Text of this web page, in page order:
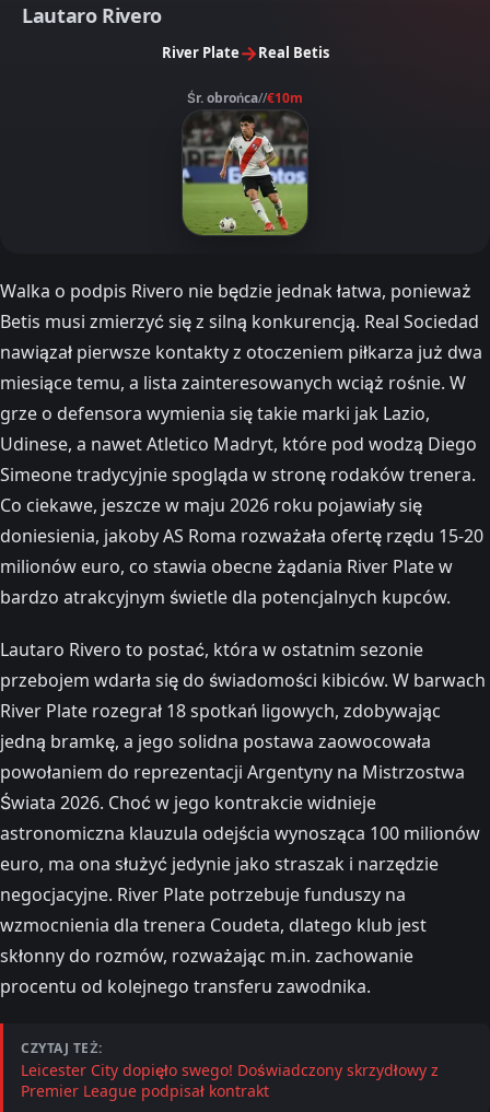
Lautaro Rivero
River Plate→Real Betis
Śr. obrońca//€10m
Walka o podpis Rivero nie będzie jednak łatwa, ponieważ
Betis musi zmierzyć się z silną konkurencją. Real Sociedad
nawiązał pierwsze kontakty z otoczeniem piłkarza już dwa
miesiące temu, a lista zainteresowanych wciąż rośnie. W
grze o defensora wymienia się takie marki jak Lazio,
Udinese, a nawet Atletico Madryt, które pod wodzą Diego
Simeone tradycyjnie spogląda w stronę rodaków trenera.
Co ciekawe, jeszcze w maju 2026 roku pojawiały się
doniesienia, jakoby AS Roma rozważała ofertę rzędu 15-20
milionów euro, co stawia obecne żądania River Plate w
bardzo atrakcyjnym świetle dla potencjalnych kupców.
Lautaro Rivero to postać, która w ostatnim sezonie
przebojem wdarła się do świadomości kibiców. W barwach
River Plate rozegrał 18 spotkań ligowych, zdobywając
jedną bramkę, a jego solidna postawa zaowocowała
powołaniem do reprezentacji Argentyny na Mistrzostwa
Świata 2026. Choć w jego kontrakcie widnieje
astronomiczna klauzula odejścia wynosząca 100 milionów
euro, ma ona służyć jedynie jako straszak i narzędzie
negocjacyjne. River Plate potrzebuje funduszy na
wzmocnienia dla trenera Coudeta, dlatego klub jest
skłonny do rozmów, rozważając m.in. zachowanie
procentu od kolejnego transferu zawodnika.
CZYTAJ TEŻ:
Leicester City dopięło swego! Doświadczony skrzydłowy z
Premier League podpisał kontrakt